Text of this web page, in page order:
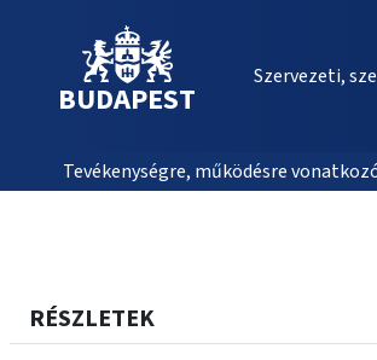
BUDAPEST
Szervezeti,
Tevékenységre, működésre
RÉSZLETEK